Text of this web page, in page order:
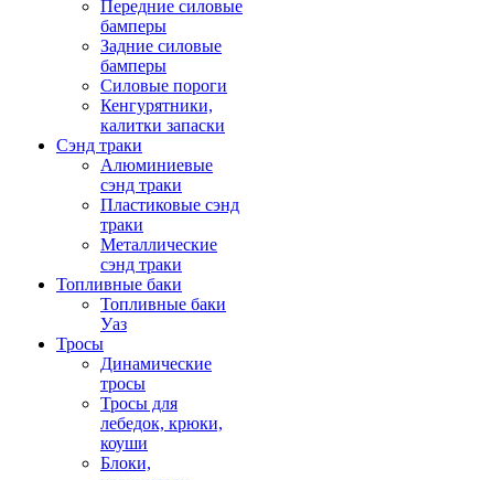
Передние силовые
бамперы
Задние силовые
бамперы
Силовые пороги
Кенгурятники,
калитки запаски
Сэнд траки
Алюминиевые
сэнд траки
Пластиковые сэнд
траки
Металлические
сэнд траки
Топливные баки
Топливные баки
Уаз
Тросы
Динамические
тросы
Тросы для
лебедок, крюки,
коуши
Блоки,